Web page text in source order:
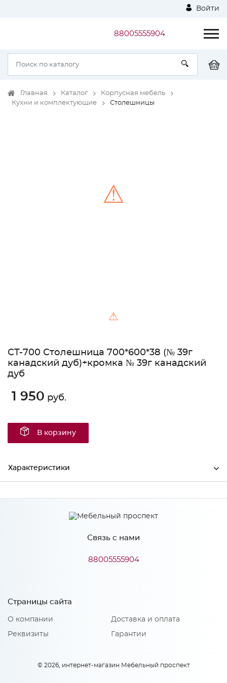
Войти
88005555904
Главная Каталог
Корпусная мебель
Кухни и комплектующие
Столешницы
⚠
⚠
СТ-700 Столешница 700*600*38 (№ 39г
канадский дуб)+кромка № 39г канадский
дуб
1 950 руб.
В корзину
Характеристики
Ширина 700
38
600
СКИФ
Связь с нами
88005555904
Страницы сайта
О компании
Реквизиты
Доставка и оплата
Гарантии
© 2026, интернет-магазин Мебельный проспект